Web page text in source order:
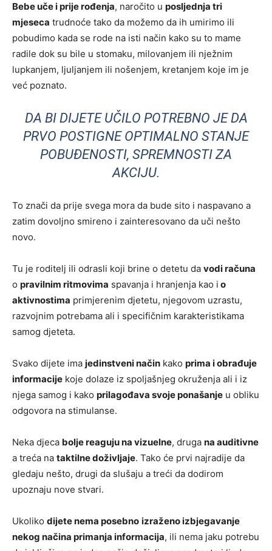
Bebe uče i prije rođenja, naročito u posljednja tri
mjeseca trudnoće tako da možemo da ih umirimo ili
pobudimo kada se rode na isti način kako su to mame
radile dok su bile u stomaku, milovanjem ili nježnim
lupkanjem, ljuljanjem ili nošenjem, kretanjem koje im je
već poznato.
DA BI DIJETE UČILO POTREBNO JE DA
PRVO POSTIGNE OPTIMALNO STANJE
POBUĐENOSTI, SPREMNOSTI ZA
AKCIJU.
To znači da prije svega mora da bude sito i naspavano a
zatim dovoljno smireno i zainteresovano da uči nešto
novo.
Tu je roditelj ili odrasli koji brine o detetu da vodi računa
o pravilnim ritmovima spavanja i hranjenja kao i o
aktivnostima primjerenim djetetu, njegovom uzrastu,
razvojnim potrebama ali i specifičnim karakteristikama
samog djeteta.
Svako dijete ima jedinstveni način kako prima i obrađuje
informacije koje dolaze iz spoljašnjeg okruženja ali i iz
njega samog i kako prilagođava svoje ponašanje u obliku
odgovora na stimulanse.
Neka djeca bolje reaguju na vizuelne, druga na auditivne
a treća na taktilne doživljaje. Tako će prvi najradije da
gledaju nešto, drugi da slušaju a treći da dodirom
upoznaju nove stvari.
Ukoliko dijete nema posebno izraženo izbjegavanje
nekog načina primanja informacija, ili nema jaku potrebu